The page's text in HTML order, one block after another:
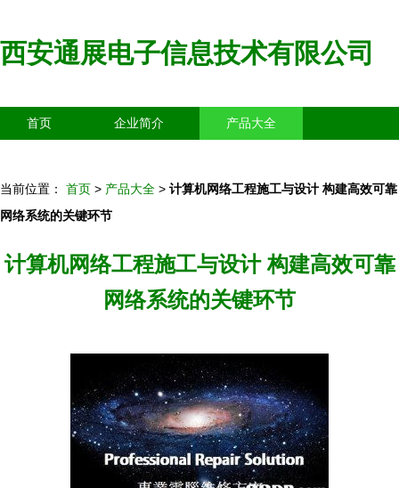
西安通展电子信息技术有限公司
首页 企业简介 产品大全
当前位置： 首页 > 产品大全 > 计算机网络工程施工与设计 构建高效可靠
网络系统的关键环节
计算机网络工程施工与设计 构建高效可靠
网络系统的关键环节